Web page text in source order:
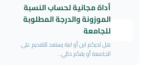
أداة مجانية لحساب النسبة
الموزونة والدرجة المطلوبة
للجامعة
هل لديكم ابن أو ابنة يستعد للتقديم على
الجامعة أو يقدّم حالي...